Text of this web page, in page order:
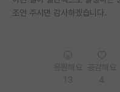
인문사회 계열 게시판
조언 주시면 감사하겠습니다.